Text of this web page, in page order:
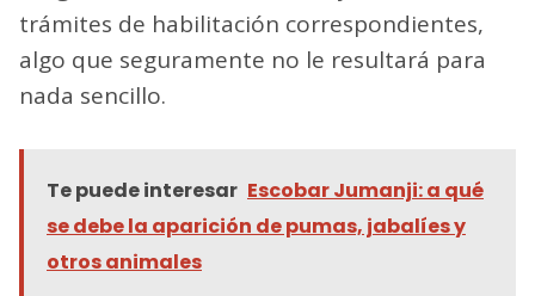
trámites de habilitación correspondientes,
algo que seguramente no le resultará para
nada sencillo.
Te puede interesar Escobar Jumanji: a qué
se debe la aparición de pumas, jabalíes y
otros animales